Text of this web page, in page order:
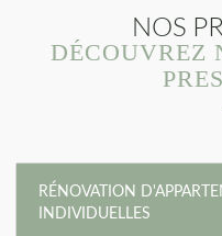
NOS
DÉCOUVREZ
RÉNOVATION
INDIVIDUELLES